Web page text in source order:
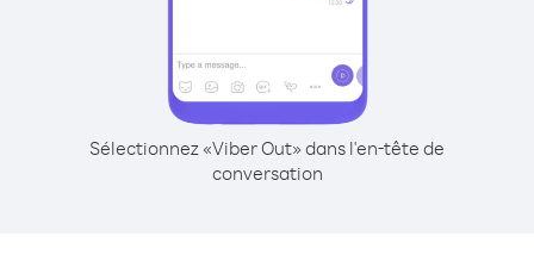
Sélectionnez «Viber Out» dans l'en-tête de
conversation